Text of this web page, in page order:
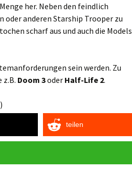
her. Neben den feindlich
oder anderen Starship Trooper zu
scharf aus und auch die Models
sein werden. Zu
Doom 3oder Half-Life 2.
teilen